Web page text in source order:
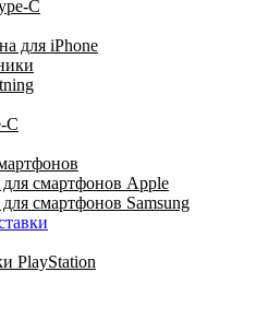
C
для iPhone
C
смартфонов Apple
смартфонов Samsung
PlayStation